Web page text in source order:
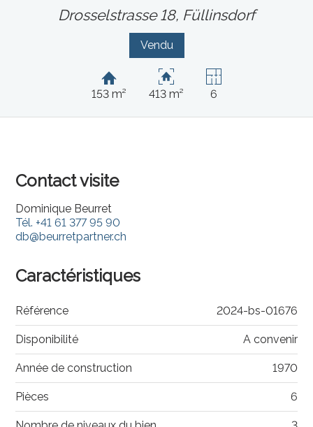
Drosselstrasse 18, Füllinsdorf
Vendu
153 m² 413 m² 6
Contact visite
Dominique Beurret
Tél.+41 61 377 95 90
db@beurretpartner.ch
Caractéristiques
Référence 2024-bs-01676
Disponibilité A convenir
Année de construction 1970
Pièces 6